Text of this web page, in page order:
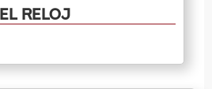
El reloj